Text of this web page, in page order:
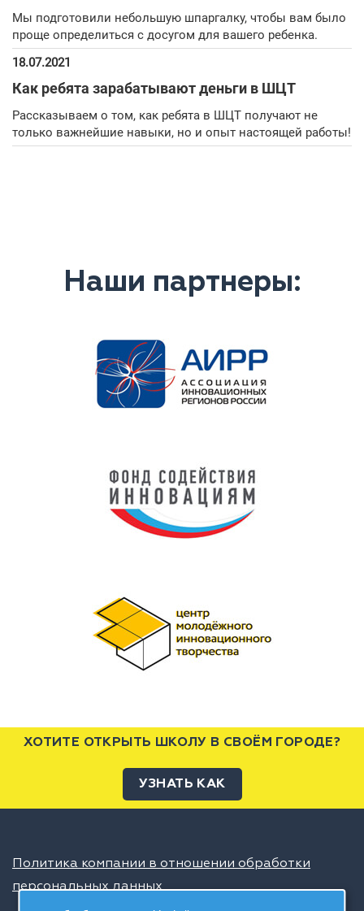
Мы подготовили небольшую шпаргалку, чтобы вам было
проще определиться с досугом для вашего ребенка.
18.07.2021
Как ребята зарабатывают деньги в ШЦТ
Рассказываем о том, как ребята в ШЦТ получают не
только важнейшие навыки, но и опыт настоящей работы!
Наши партнеры:
ХОТИТЕ ОТКРЫТЬ ШКОЛУ В СВОЁМ ГОРОДЕ?
УЗНАТЬ КАК
Политика компании в отношении обработки
персональных данных